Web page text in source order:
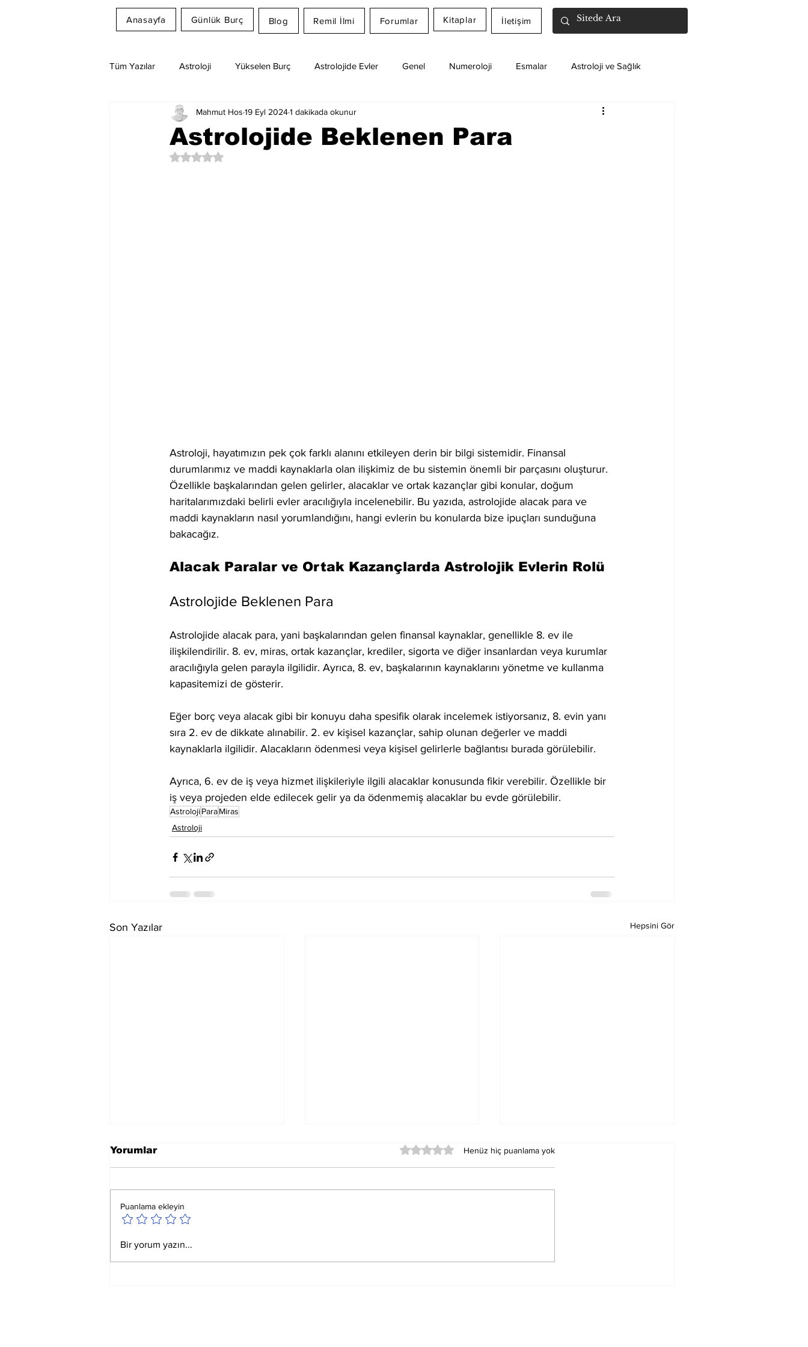
Anasayfa Günlük Burç Blog Remil İlmi Forumlar Kitaplar İletişim
Tüm Yazılar Astroloji Yükselen Burç Astrolojide Evler Genel Numeroloji Esmalar Astroloji ve Sağlık
Rüya Tabirleri Ay Burcu Günlük Burç Yorumları
Astrolojide Beklenen Para
Mahmut Hos 19 Eyl 20241 dakikada okunur
5 üzerinden NaN yıldız
Astroloji, hayatımızın pek çok farklı alanını etkileyen derin bir bilgi sistemidir. Finansal
durumlarımız ve maddi kaynaklarla olan ilişkimiz de bu sistemin önemli bir parçasını oluşturur.
Özellikle başkalarından gelen gelirler, alacaklar ve ortak kazançlar gibi konular, doğum
haritalarımızdaki belirli evler aracılığıyla incelenebilir. Bu yazıda, astrolojide alacak para ve
maddi kaynakların nasıl yorumlandığını, hangi evlerin bu konularda bize ipuçları sunduğuna
bakacağız.
Alacak Paralar ve Ortak Kazançlarda Astrolojik Evlerin Rolü
Astrolojide Beklenen Para
Astrolojide alacak para, yani başkalarından gelen finansal kaynaklar, genellikle 8. ev ile
ilişkilendirilir. 8. ev, miras, ortak kazançlar, krediler, sigorta ve diğer insanlardan veya kurumlar
aracılığıyla gelen parayla ilgilidir. Ayrıca, 8. ev, başkalarının kaynaklarını yönetme ve kullanma
kapasitemizi de gösterir.
Eğer borç veya alacak gibi bir konuyu daha spesifik olarak incelemek istiyorsanız, 8. evin yanı
sıra 2. ev de dikkate alınabilir. 2. ev kişisel kazançlar, sahip olunan değerler ve maddi
kaynaklarla ilgilidir. Alacakların ödenmesi veya kişisel gelirlerle bağlantısı burada görülebilir.
Ayrıca, 6. ev de iş veya hizmet ilişkileriyle ilgili alacaklar konusunda fikir verebilir. Özellikle bir
iş veya projeden elde edilecek gelir ya da ödenmemiş alacaklar bu evde görülebilir.
AstrolojiParaMiras
Astroloji
Son Yazılar Hepsini Gör
Ay Yay Burcunda
Akreplere Etkileri
Okunacak Esmalar
Yorumlar 5 üzerinden 0 yıldızHenüz hiç puanlama yok
Puanlama ekleyin
Bir yorum yazın...